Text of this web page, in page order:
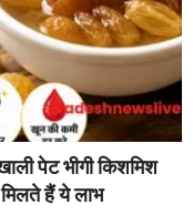
पेट भीगी किशमिश
हैं ये लाभ